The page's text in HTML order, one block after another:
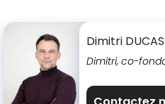
Dimitri
Dimitri, co-